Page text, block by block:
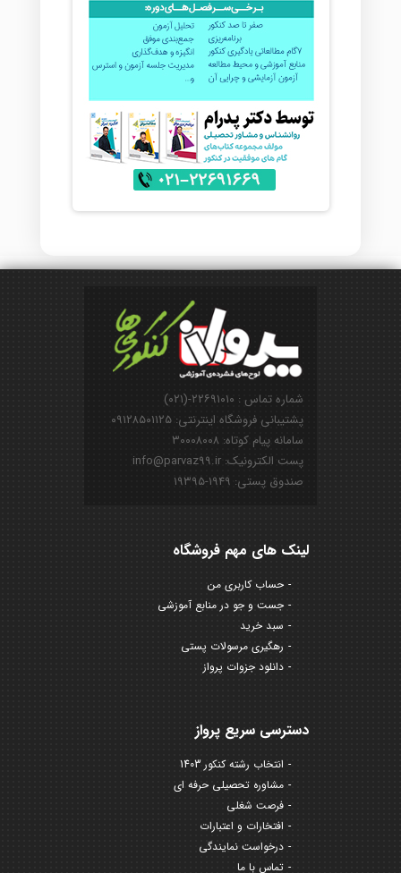
شماره تماس : ۲۲۶۹۱۰۱۰-(۰۲۱)
پشتیبانی فروشگاه اینترنتی: ۰۹۱۲۸۵۰۱۱۲۵
سامانه پیام کوتاه: ۳۰۰۰۸۰۰۸
پست الکترونیک: info@parvaz99.ir
صندوق پستی: ۱۹۴۹-۱۹۳۹۵
لینک های مهم فروشگاه
حساب کاربری من
جست و جو در منابع آموزشی
سبد خرید
رهگیری مرسولات پستی
دانلود جزوات پرواز
دسترسی سریع پرواز
انتخاب رشته کنکور 1403
مشاوره تحصیلی حرفه ای
فرصت شغلی
افتخارات و اعتبارات
درخواست نمایندگی
تماس با ما